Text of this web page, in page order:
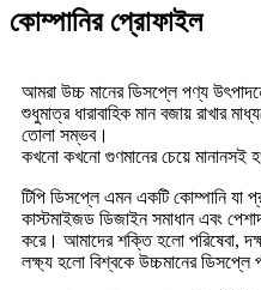
কোম্পানির প্রোফাইল
আমরা উচ্চ মানের ডিসপ্লে পণ্য
শুধুমাত্র ধারাবাহিক মান বজায় রাখার
তোলা সম্ভব।
কখনো কখনো গুণমানের চেয়ে মানানসই
টিপি ডিসপ্লে এমন একটি কোম্পানি যা
কাস্টমাইজড ডিজাইন সমাধান এবং
করে। আমাদের শক্তি হলো পরিষেবা,
লক্ষ্য হলো বিশ্বকে উচ্চমানের ডিসপ্লে